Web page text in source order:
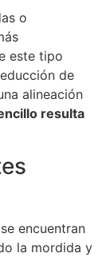
o
este tipo
de
alineación
resulta
encuentran
la mordida y